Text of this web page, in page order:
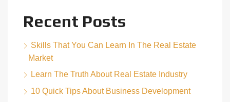
Recent Posts
Skills That You Can Learn In The Real Estate
Market
Learn The Truth About Real Estate Industry
10 Quick Tips About Business Development